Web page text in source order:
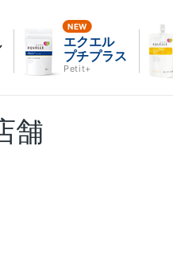
エクエル
プチプラス
Petit+
舗